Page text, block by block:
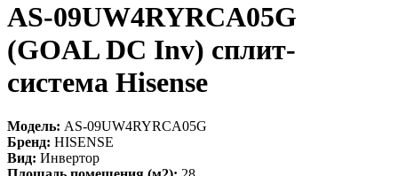
AS-09UW4RYRCA05G
(GOAL DC Inv) сплит-
система Hisense
Модель: AS-09UW4RYRCA05G
Бренд: HISENSE
Вид: Инвертор